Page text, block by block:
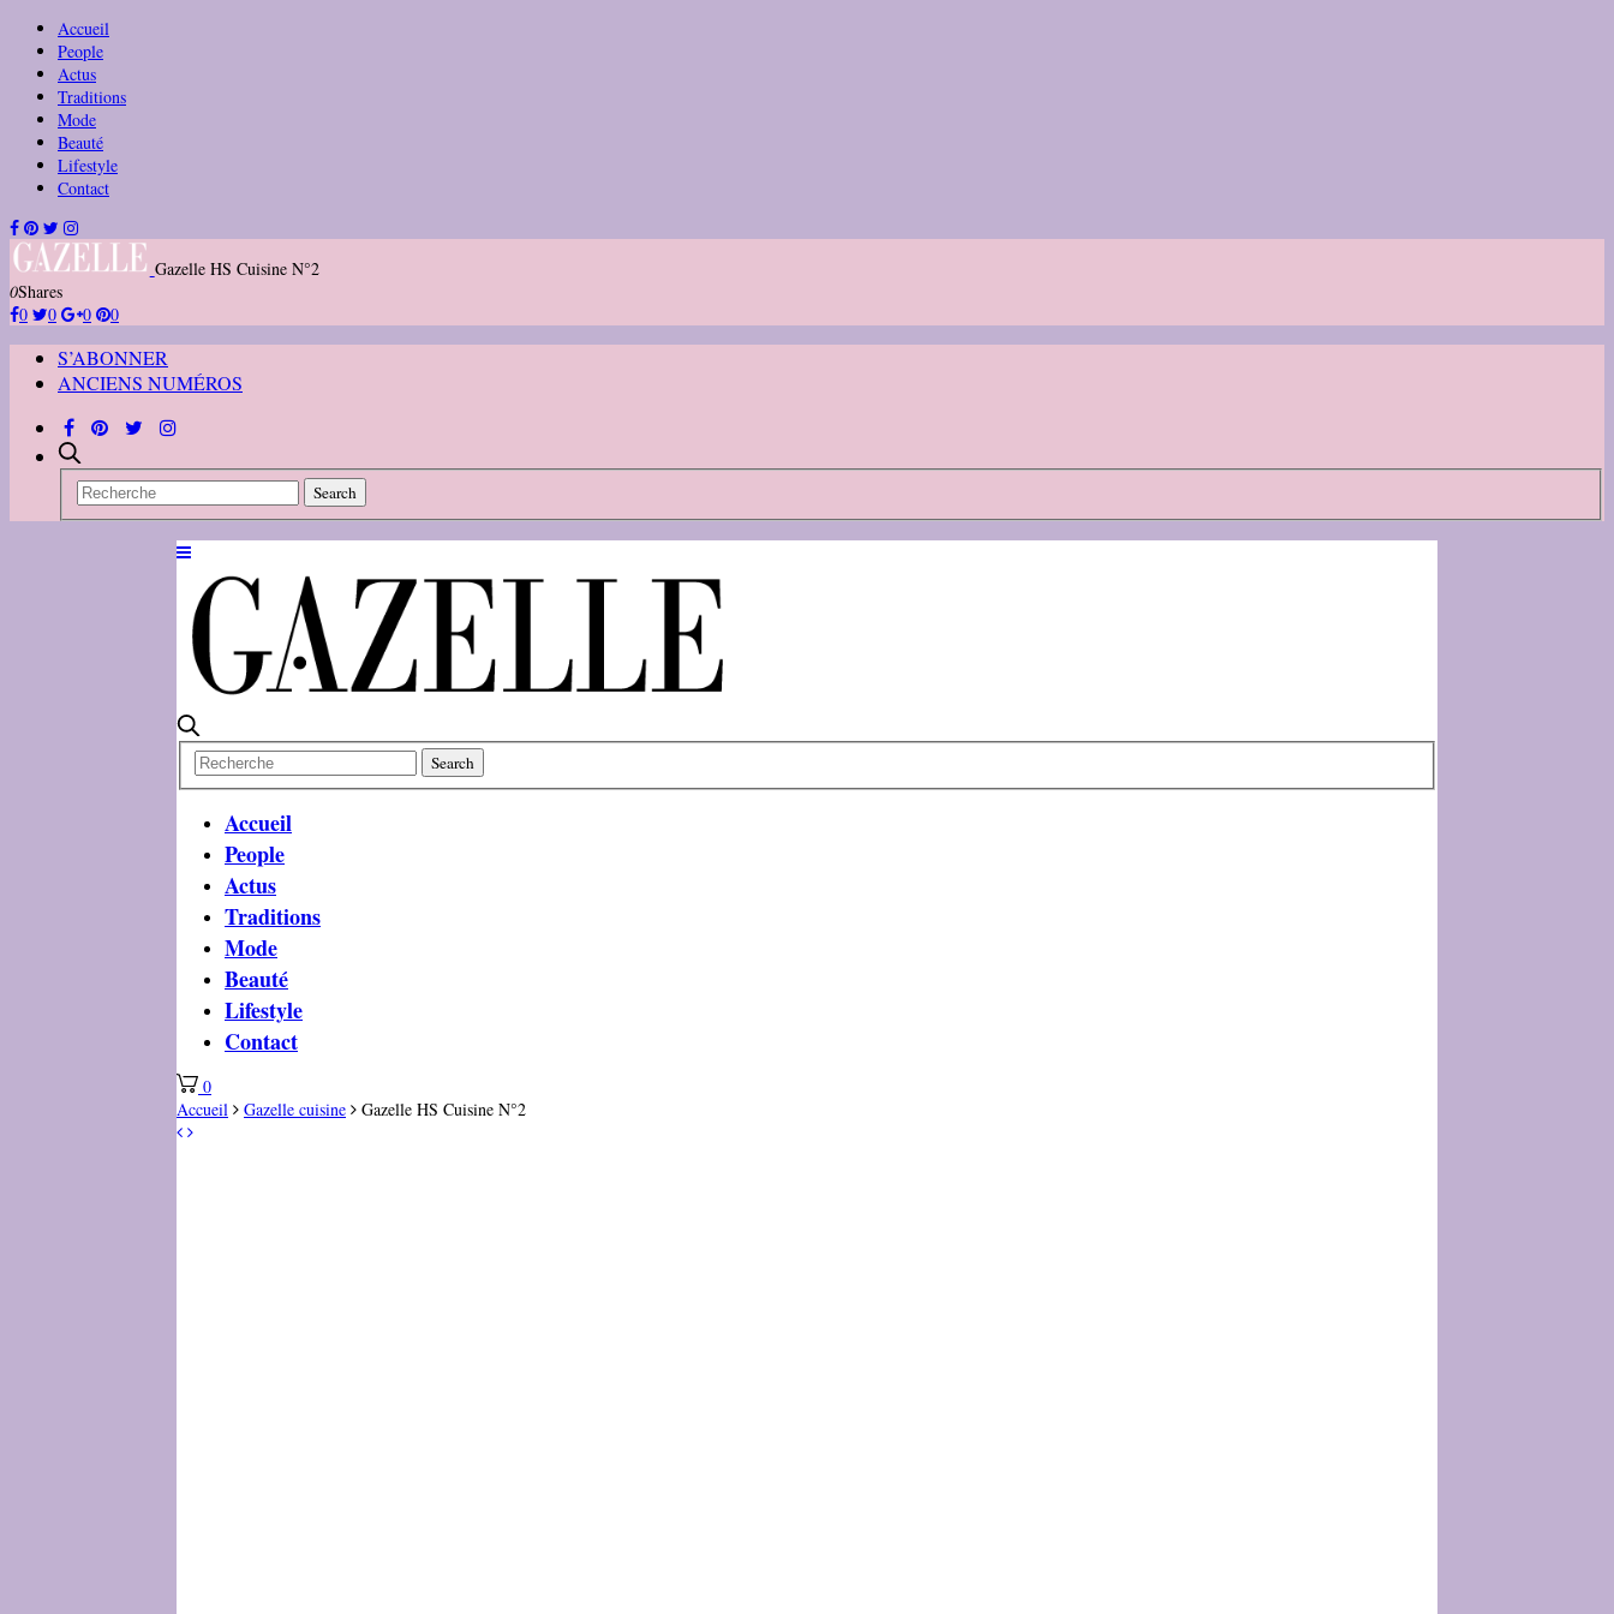
Accueil
People
Actus
Traditions
Mode
Beauté
Lifestyle
Contact
Gazelle HS Cuisine N°2
0Shares
0
0 0 0
S’ABONNER
ANCIENS NUMÉROS
Accueil
People
Actus
Traditions
Mode
Beauté
Lifestyle
Contact
0
Accueil
Gazelle cuisine Gazelle HS Cuisine N°2